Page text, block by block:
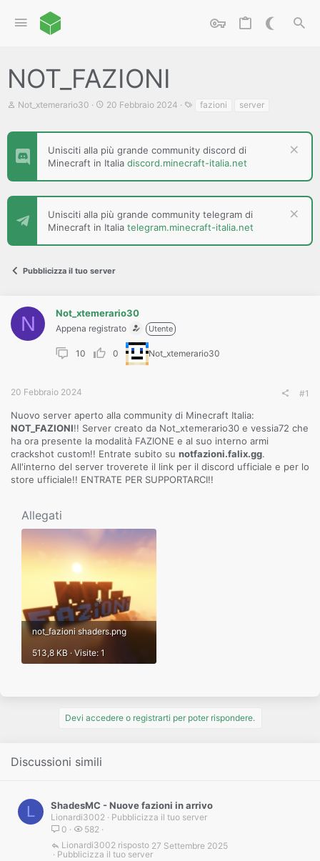
NOT_FAZIONI
C
t
o
e
D
s
c
e
Not_xtemerario30
D
d
i
n
i
i
o
20 Febbraio 2024 fazioni server
Unisciti alla più grande community discord di
Minecraft in Italia discord.minecraft-italia.net
Unisciti alla più grande community telegram di
Minecraft in Italia telegram.minecraft-italia.net
Pubblicizza il tuo server
N Not_xtemerario30
Appena registrato Utente
10 0 Not_xtemerario30
20 Febbraio 2024 #1
Nuovo server aperto alla community di Minecraft Italia:
NOT_FAZIONI!! Server creato da Not_xtemerario30 e vessia72 che
ha ora presente la modalità FAZIONE e al suo interno armi
crackshot custom!! Entrate subito su notfazioni.falix.gg.
All'interno del server troverete il link per il discord ufficiale e per lo
store ufficiale!! ENTRATE PER SUPPORTARCI!!
Allegati
not_fazioni shaders.png
513,8 KB · Visite: 1
Devi accedere o registrarti per poter rispondere.
Discussioni simili
L ShadesMC - Nuove fazioni in arrivo
Lionardi3002
Pubblicizza il tuo server
0
582
Pubblicizza il tuo server
27 Settembre 2025
Lionardi3002